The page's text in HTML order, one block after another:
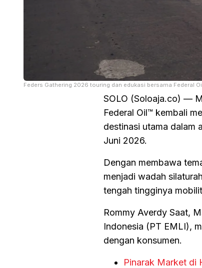
Feders Gathering 2026 touring dan edukasi bersama Federal
SOLO (Soloaja.co) —
Federal Oil™ kembali
destinasi utama dalam
Juni 2026.
Dengan membawa
menjadi wadah
tengah tingginya
Rommy Averdy Saat,
Indonesia (PT EMLI),
dengan konsumen.
Pinarak Market di